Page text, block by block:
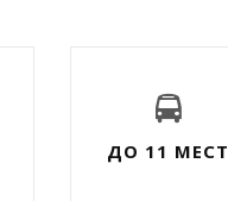
ДО 11 МЕСТ